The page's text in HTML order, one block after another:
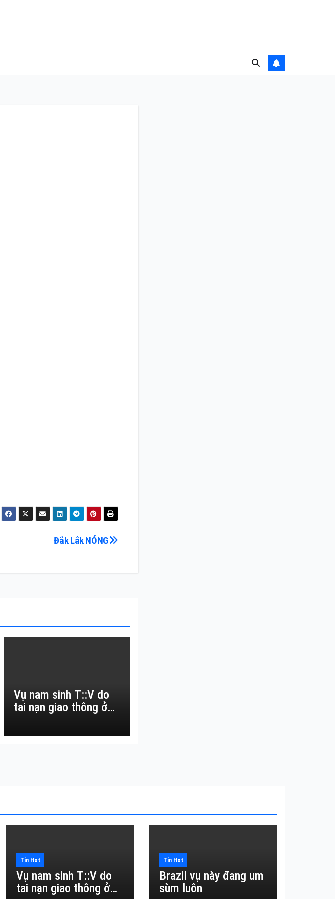
Đắk Lắk NÓNG
Vụ nam sinh T::V do
tai nạn giao thông ở
Tin Hot
Vụ nam sinh T::V do
tai nạn giao thông ở
Tin Hot
Brazil vụ này đang um
sùm luôn